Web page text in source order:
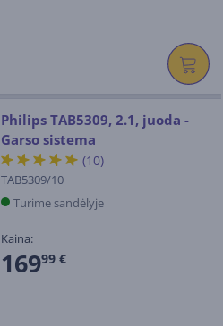
Philips TAB5309, 2.1, juoda -
Garso sistema
(10)
TAB5309/10
Turime sandėlyje
Kaina:
16999 €